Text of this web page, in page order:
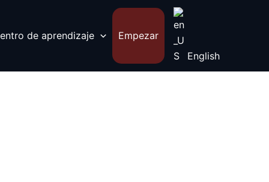
de aprendizaje
Empezar
English